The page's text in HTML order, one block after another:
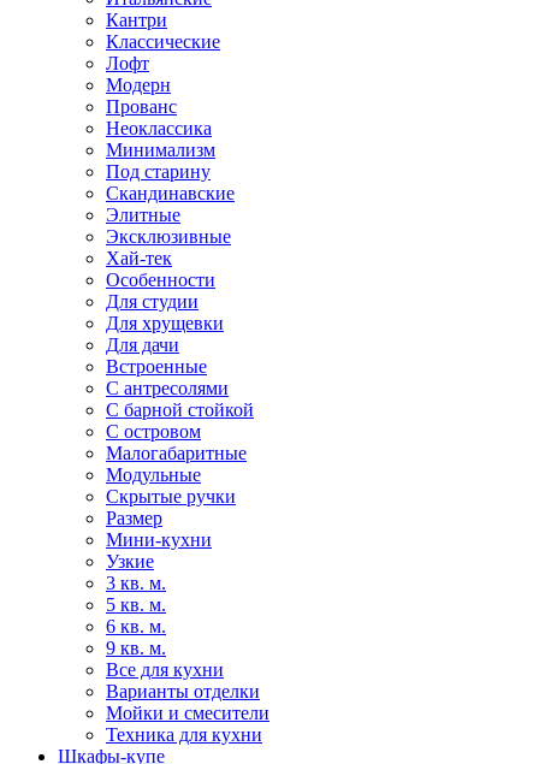
Кантри
Классические
Лофт
Модерн
Прованс
Неоклассика
Минимализм
Под старину
Скандинавские
Элитные
Эксклюзивные
Хай-тек
Особенности
Для студии
Для хрущевки
Для дачи
Встроенные
С антресолями
С барной стойкой
С островом
Малогабаритные
Модульные
Скрытые ручки
Размер
Мини-кухни
Узкие
3 кв. м.
5 кв. м.
6 кв. м.
9 кв. м.
Все для кухни
Варианты отделки
Мойки и смесители
Техника для кухни
Шкафы-купе